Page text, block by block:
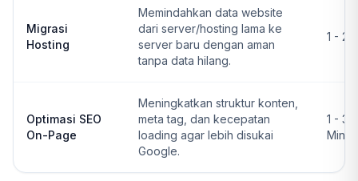
Migrasi
Hosting
Memindahkan data website
dari server/hosting lama ke
server baru dengan aman
tanpa data hilang.
1 - 2
Optimasi SEO
On-Page
Meningkatkan struktur konten,
meta tag, dan kecepatan
loading agar lebih disukai
Google.
1 - 3